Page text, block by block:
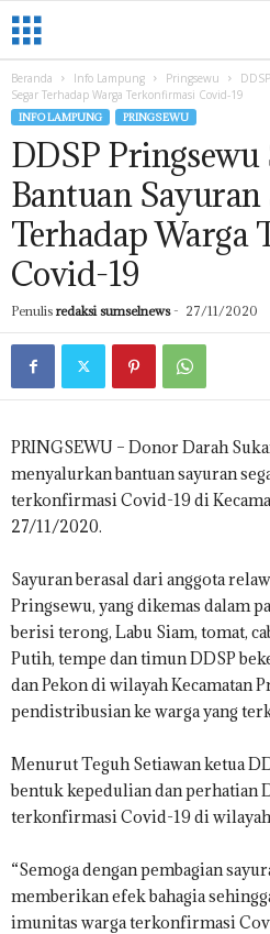
M
N
S
Beranda Info Lampung Pringsewu
Segar Terhadap Warga Terkonfirmasi Covid-19
INFO LAMPUNG PRINGSEWU
DDSP
Bantuan Sayuran
Terhadap Warga
Covid-19
Penulis redaksi sumselnews- 27/11/2020
PRINGSEWU – Donor Darah
menyalurkan bantuan sayuran
terkonfirmasi Covid-19 di
27/11/2020.
Sayuran berasal dari anggota
Pringsewu, yang dikemas dalam
berisi terong, Labu Siam, tomat,
Putih, tempe dan timun DDSP
dan Pekon di wilayah Kecamatan
pendistribusian ke warga yang
Menurut Teguh Setiawan ketua
bentuk kepedulian dan perhatian
terkonfirmasi Covid-19 di wilayah
“Semoga dengan pembagian
memberikan efek bahagia
imunitas warga terkonfirmasi